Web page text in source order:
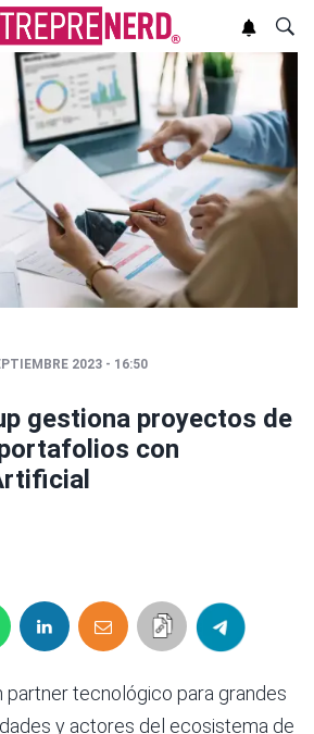
2023 - 16:50
gestiona proyectos de
con
partner tecnológico para grandes
y actores del ecosistema de